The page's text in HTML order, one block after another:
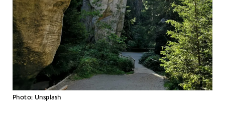
Photo: Unsplash